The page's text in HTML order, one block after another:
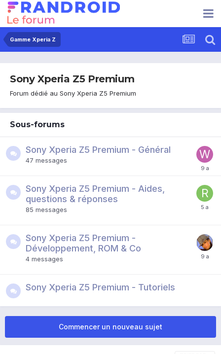
Gamme Xperia Z
Sony Xperia Z5 Premium
Forum dédié au Sony Xperia Z5 Premium
Sous-forums
Sony Xperia Z5 Premium - Général
47 messages
Sony Xperia Z5 Premium - Aides,
questions & réponses
85 messages
Sony Xperia Z5 Premium -
Développement, ROM & Co
4 messages
Sony Xperia Z5 Premium - Tutoriels
Commencer un nouveau sujet